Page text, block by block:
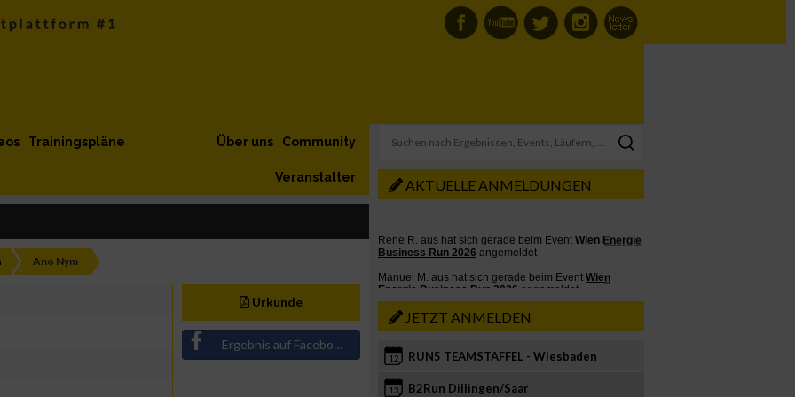
Trainingspläne Community
Über uns
Veranstalter
Ano Nym
Urkunde
Ergebnis auf Facebook teilen
AKTUELLE ANMELDUNGEN
JETZT ANMELDEN
12 RUN5 TEAMSTAFFEL - Wiesbaden
13 B2Run Dillingen/Saar